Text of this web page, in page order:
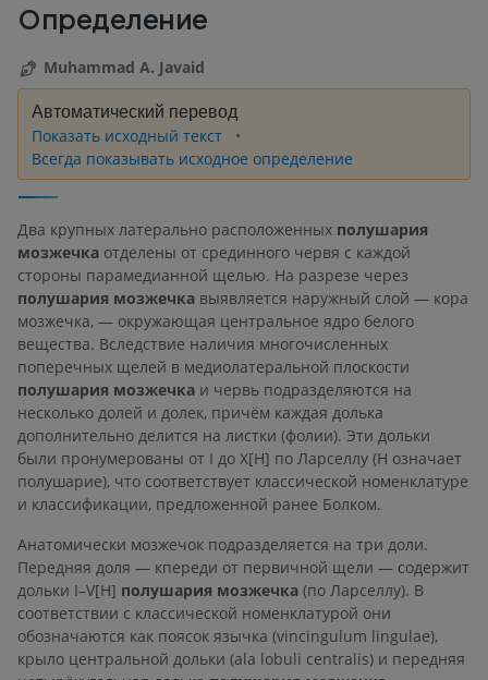
Определение
Muhammad A. Javaid
Автоматический перевод
Показать исходный текст
Всегда показывать исходное определение
Два крупных латерально расположенных полушария
мозжечка отделены от срединного червя с каждой
стороны парамедианной щелью. На разрезе через
полушария мозжечка выявляется наружный слой — кора
мозжечка, — окружающая центральное ядро белого
вещества. Вследствие наличия многочисленных
поперечных щелей в медиолатеральной плоскости
полушария мозжечка и червь подразделяются на
несколько долей и долек, причём каждая долька
дополнительно делится на листки (фолии). Эти дольки
были пронумерованы от I до X[H] по Ларселлу (H означает
полушарие), что соответствует классической номенклатуре
и классификации, предложенной ранее Болком.
Анатомически мозжечок подразделяется на три доли.
Передняя доля — кпереди от первичной щели — содержит
дольки I–V[H] полушария мозжечка (по Ларселлу). В
соответствии с классической номенклатурой они
обозначаются как поясок язычка (vincingulum lingulae),
крыло центральной дольки (ala lobuli centralis) и передняя